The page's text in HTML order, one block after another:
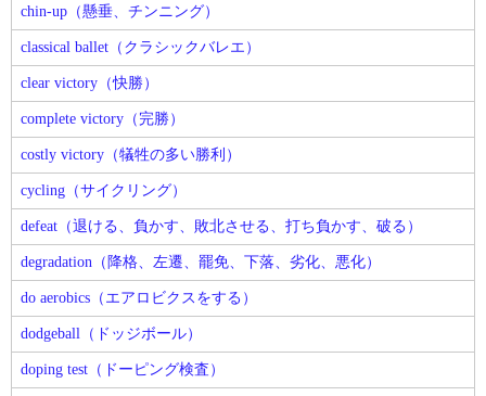
chin-up（懸垂、チンニング）
classical ballet（クラシックバレエ）
clear victory（快勝）
complete victory（完勝）
costly victory（犠牲の多い勝利）
cycling（サイクリング）
defeat（退ける、負かす、敗北させる、打ち負かす、破る）
degradation（降格、左遷、罷免、下落、劣化、悪化）
do aerobics（エアロビクスをする）
dodgeball（ドッジボール）
doping test（ドーピング検査）